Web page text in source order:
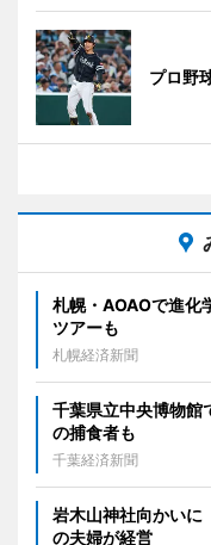
プロ野
札幌・AOAOで進
ツアーも
札幌経済新聞
千葉県立中央博物
の捕食者も
千葉経済新聞
岩木山神社向かい
の夫婦が経営